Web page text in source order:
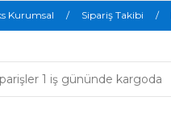
Kurumsal Sipariş Takibi